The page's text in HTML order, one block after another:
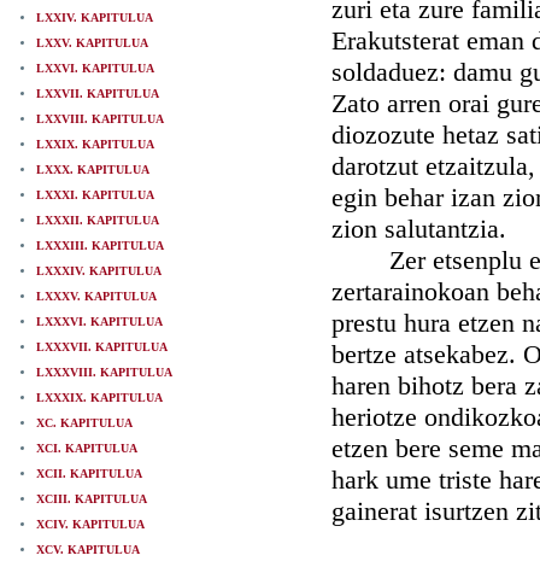
LXXIV. KAPITULUA
LXXV. KAPITULUA
LXXVI. KAPITULUA
LXXVII. KAPITULUA
LXXVIII. KAPITULUA
LXXIX. KAPITULUA
LXXX. KAPITULUA
LXXXI. KAPITULUA
LXXXII. KAPITULUA
LXXXIII. KAPITULUA
LXXXIV. KAPITULUA
LXXXV. KAPITULUA
LXXXVI. KAPITULUA
LXXXVII. KAPITULUA
LXXXVIII. KAPITULUA
LXXXIX. KAPITULUA
XC. KAPITULUA
XCI. KAPITULUA
XCII. KAPITULUA
XCIII. KAPITULUA
XCIV. KAPITULUA
XCV. KAPITULUA
zuri eta zure
Erakutsterat eman
soldaduez: damu
Zato arren orai
diozozute hetaz
darotzut
egin behar izan
zion salutantzia.
Zer etsenplu
zertarainokoan
prestu hura etzen
bertze atsekabez.
haren bihotz bera
heriotze
etzen bere seme
hark ume triste
gainerat isurtzen